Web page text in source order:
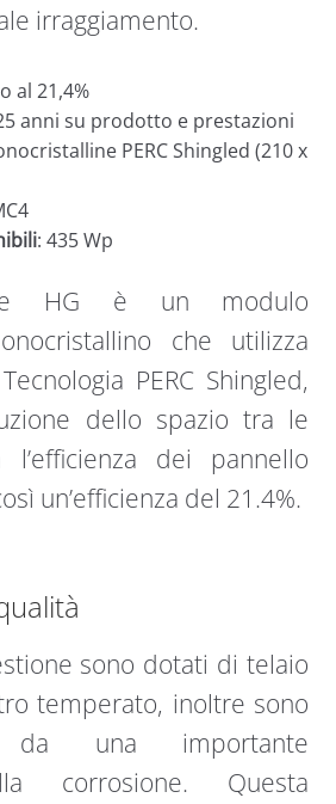
irraggiamento.
al 21,4%
anni su prodotto e prestazioni
PERC Shingled (210 x
: 435 Wp
HG è un modulo
che utilizza
PERC Shingled,
dello spazio tra le
l’efficienza dei pannello
un’efficienza del 21.4%.
sono dotati di telaio
temperato, inoltre sono
da una importante
corrosione. Questa